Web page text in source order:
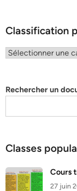
Classification
Classification
Rechercher un
Classes
Cours
27 juin